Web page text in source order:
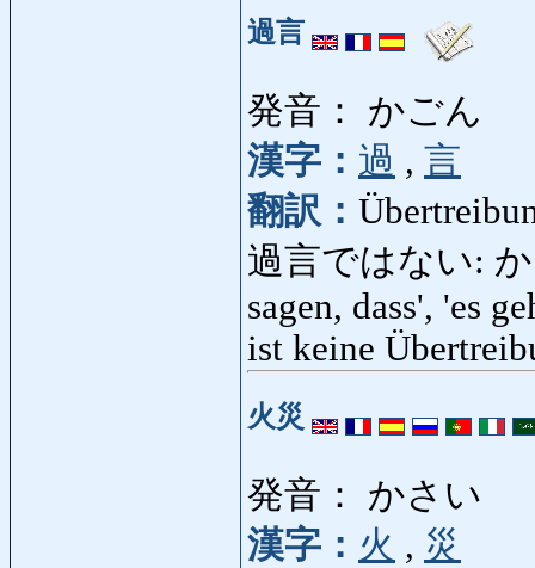
過言
発音： かごん
漢字： 過 , 言
翻訳：
過言ではない:
sagen, dass', 'es
ist keine
火災
発音： かさい
漢字： 火 , 災